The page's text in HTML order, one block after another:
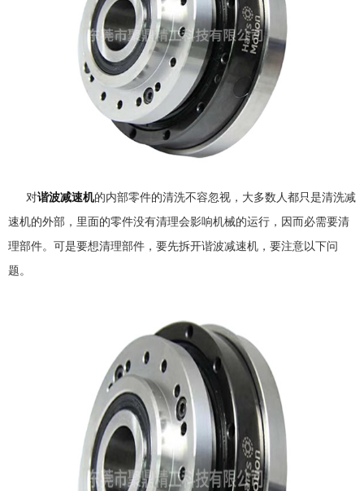
对谐波减速机的内部零件的清洗不容忽视，大多数人都只是清洗减
速机的外部，里面的零件没有清理会影响机械的运行，因而必需要清
理部件。可是要想清理部件，要先拆开谐波减速机，要注意以下问
题。